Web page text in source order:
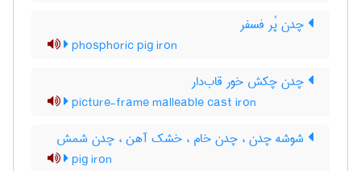
چدن پُر فسفر
phosphoric pig iron
چدن چکش خور قاب‌دار
picture-frame malleable cast iron
شوشه چدن ، چدن خام ، خشک آهن ، چدن شمش
pig iron